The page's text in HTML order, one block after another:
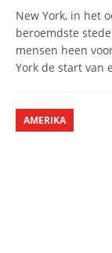
New York, in het
beroemdste
mensen heen
York de start van
AMERIKA